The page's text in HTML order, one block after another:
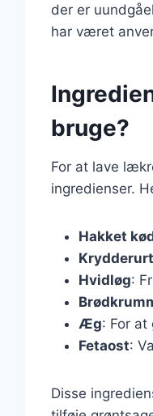
der er
har været
bruge?
For at lave
ingredienser.
Hakket
Hvidløg:
Æg: For at
Fetaost:
Disse